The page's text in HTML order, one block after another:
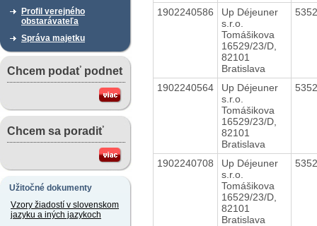
Profil verejného
obstarávateľa
Správa majetku
Chcem podať podnet
Chcem sa poradiť
Užitočné dokumenty
Vzory žiadostí v slovenskom
jazyku a iných jazykoch
1902240586
Up Déjeuner
s.r.o.
Tomášikova
16529/23/D,
82101
Bratislava
1902240564
Up Déjeuner
s.r.o.
Tomášikova
16529/23/D,
82101
Bratislava
1902240708
Up Déjeuner
s.r.o.
Tomášikova
16529/23/D,
82101
Bratislava